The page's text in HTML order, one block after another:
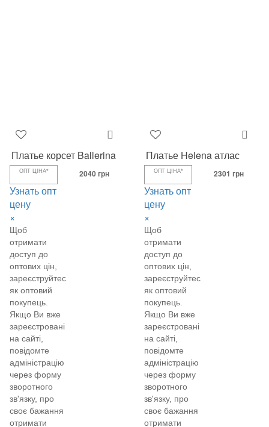
Платье корсет Ballerina
ОПТ ЦІНА*
Узнать опт
цену
×
Щоб
отримати
доступ до
оптових цін,
зареєструйтеся
як оптовий
покупець.
Якщо Ви вже
зареєстровані
на сайті,
повідомте
адміністрацію
через форму
зворотного
зв'язку, про
своє бажання
отримати
2040 грн
Платье Helena атлас
ОПТ ЦІНА*
Узнать опт
цену
×
Щоб
отримати
доступ до
оптових цін,
зареєструйтеся
як оптовий
покупець.
Якщо Ви вже
зареєстровані
на сайті,
повідомте
адміністрацію
через форму
зворотного
зв'язку, про
своє бажання
отримати
2301 грн